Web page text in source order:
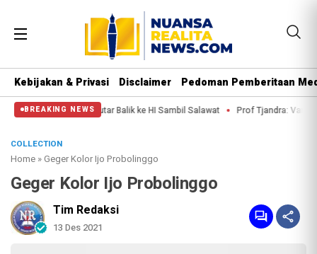
Kebijakan & Privasi Disclaimer Pedoman Pemberitaan
BREAKING NEWS
Putar Balik ke HI Sambil Salawat Prof Tjandra: Varian Omicron
COLLECTION
Home »Geger Kolor Ijo Probolinggo
Geger Kolor Ijo Probolinggo
Tim Redaksi
13 Des 2021